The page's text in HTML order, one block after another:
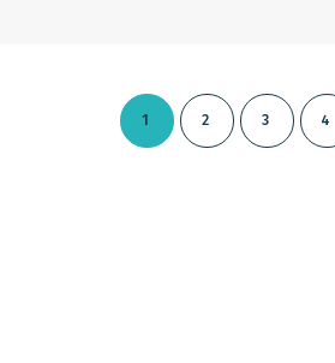
1 2 3 4